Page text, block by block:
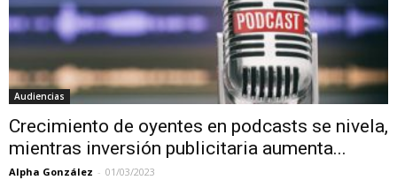
Audiencias
Crecimiento de oyentes en podcasts se nivela,
mientras inversión publicitaria aumenta...
Alpha González - 01/03/2023